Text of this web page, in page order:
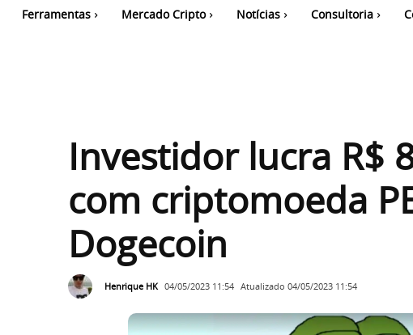
Ferramentas Mercado Cripto Notícias Consultoria
Investidor lucra R$
com criptomoeda
Dogecoin
Henrique HK 04/05/2023 11:54 Atualizado 04/05/2023 11:54